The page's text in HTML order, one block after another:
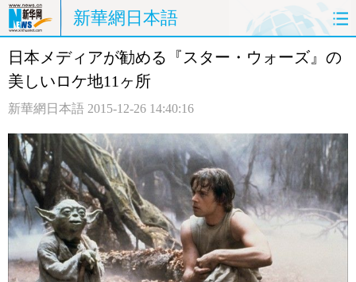
新華網日本語
ホームページ 政治 経済
観光 評論 写真
中日対訳
日本メディアが勧める『スター・ウォーズ』の
美しいロケ地11ヶ所
新華網日本語 2015-12-26 14:40:16